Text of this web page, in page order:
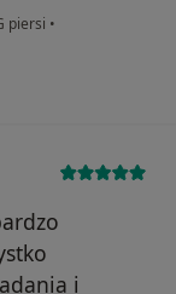
piersi •
i